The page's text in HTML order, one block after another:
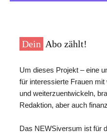
Dein Abo zählt!
Um dieses Projekt – eine
für interessierte Frauen
und weiterzuentwickeln,
Redaktion, aber auch
Das NEWSiversum ist für